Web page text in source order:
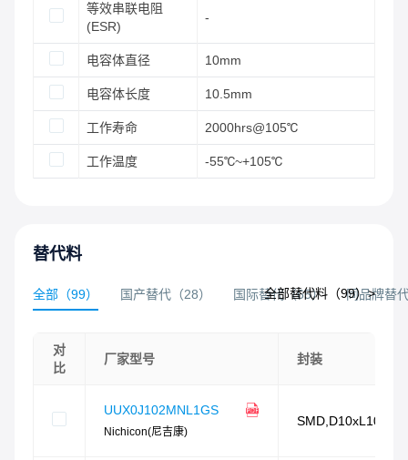
等效串联电阻
(ESR)
-
电容体直径 10mm
电容体长度 10.5mm
工作寿命 2000hrs@105℃
工作温度 -55℃~+105℃
替代料
全部 （99） 国产替代 （28） 国际替代（65） 同品牌替
全部替代料（99）>
对
比
厂家型号 封装
UUX0J102MNL1GS
Nichicon(尼吉康)